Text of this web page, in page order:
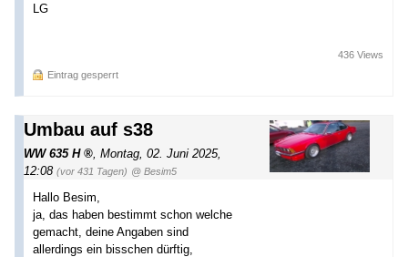
LG
Eintrag gesperrt
436 Views
Umbau auf s38
WW 635 H
Montag, 02. Juni 2025,
12:08 (vor 431 Tagen) @ Besim5
Hallo Besim,
ja, das haben bestimmt schon welche
gemacht, deine Angaben sind
allerdings ein bisschen dürftig,